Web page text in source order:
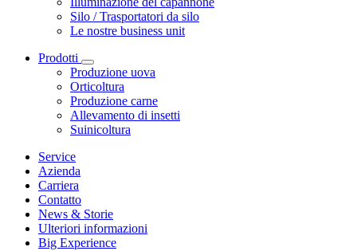
Silo / Trasportatori da silo
Le nostre business unit
Prodotti
Produzione uova
Orticoltura
Produzione carne
Allevamento di insetti
Suinicoltura
Service
Azienda
Carriera
Contatto
News & Storie
Ulteriori informazioni
Big Experience